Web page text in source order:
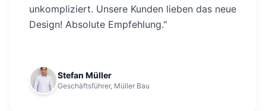
unkompliziert. Unsere Kunden lieben das neue
Design! Absolute Empfehlung."
Stefan Müller
Geschäftsführer, Müller Bau